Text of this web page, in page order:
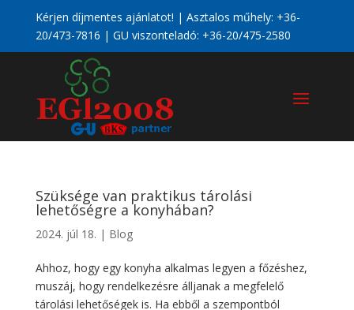
Kérjen díjmentes ajánlatot! | Asztalos műhely: +36-
20/473-7816 | GU viszonteladó: +36-20/475-2580
Szüksége van praktikus tárolási
lehetőségre a konyhában?
2024. júl 18. | Blog
Ahhoz, hogy egy konyha alkalmas legyen a főzéshez,
muszáj, hogy rendelkezésre álljanak a megfelelő
tárolási lehetőségek is. Ha ebből a szempontból